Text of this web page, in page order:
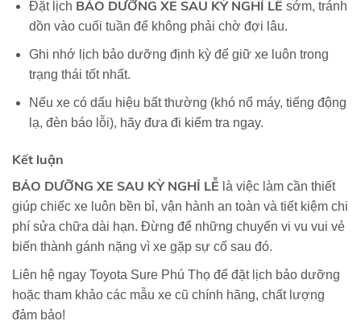
Đặt lịch BẢO DƯỠNG XE SAU KỲ NGHỈ LỄ sớm, tránh
dồn vào cuối tuần để không phải chờ đợi lâu.
Ghi nhớ lịch bảo dưỡng định kỳ để giữ xe luôn trong
trạng thái tốt nhất.
Nếu xe có dấu hiệu bất thường (khó nổ máy, tiếng động
lạ, đèn báo lỗi), hãy đưa đi kiểm tra ngay.
Kết luận
BẢO DƯỠNG XE SAU KỲ NGHỈ LỄ là việc làm cần thiết
giúp chiếc xe luôn bền bỉ, vận hành an toàn và tiết kiệm chi
phí sửa chữa dài hạn. Đừng để những chuyến vi vu vui vẻ
biến thành gánh nặng vì xe gặp sự cố sau đó.
Liên hệ ngay Toyota Sure Phú Thọ để đặt lịch bảo dưỡng
hoặc tham khảo các mẫu xe cũ chính hãng, chất lượng
đảm bảo!